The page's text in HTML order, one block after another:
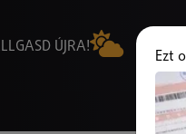
ÚJRA!
Ezt